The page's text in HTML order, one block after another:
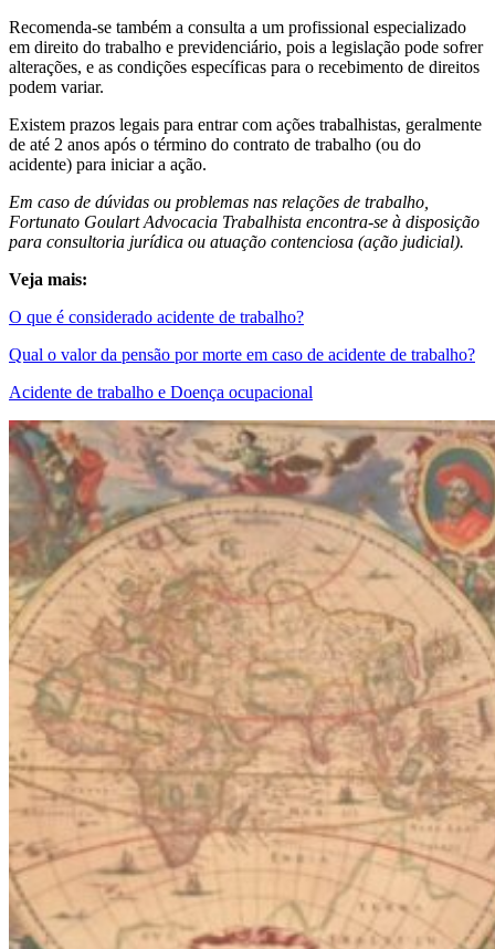
Recomenda-se também a consulta a um profissional especializado
em direito do trabalho e previdenciário, pois a legislação pode sofrer
alterações, e as condições específicas para o recebimento de direitos
podem variar.
Existem prazos legais para entrar com ações trabalhistas, geralmente
de até 2 anos após o término do contrato de trabalho (ou do
acidente) para iniciar a ação.
Em caso de dúvidas ou problemas nas relações de trabalho,
Fortunato Goulart Advocacia Trabalhista encontra-se à disposição
para consultoria jurídica ou atuação contenciosa (ação judicial).
Veja mais:
O que é considerado acidente de trabalho?
Qual o valor da pensão por morte em caso de acidente de trabalho?
Acidente de trabalho e Doença ocupacional